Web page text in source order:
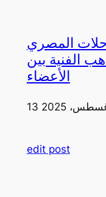
المصري
الفنية بين
الأعضاء
أغسطس، 2025
edit post